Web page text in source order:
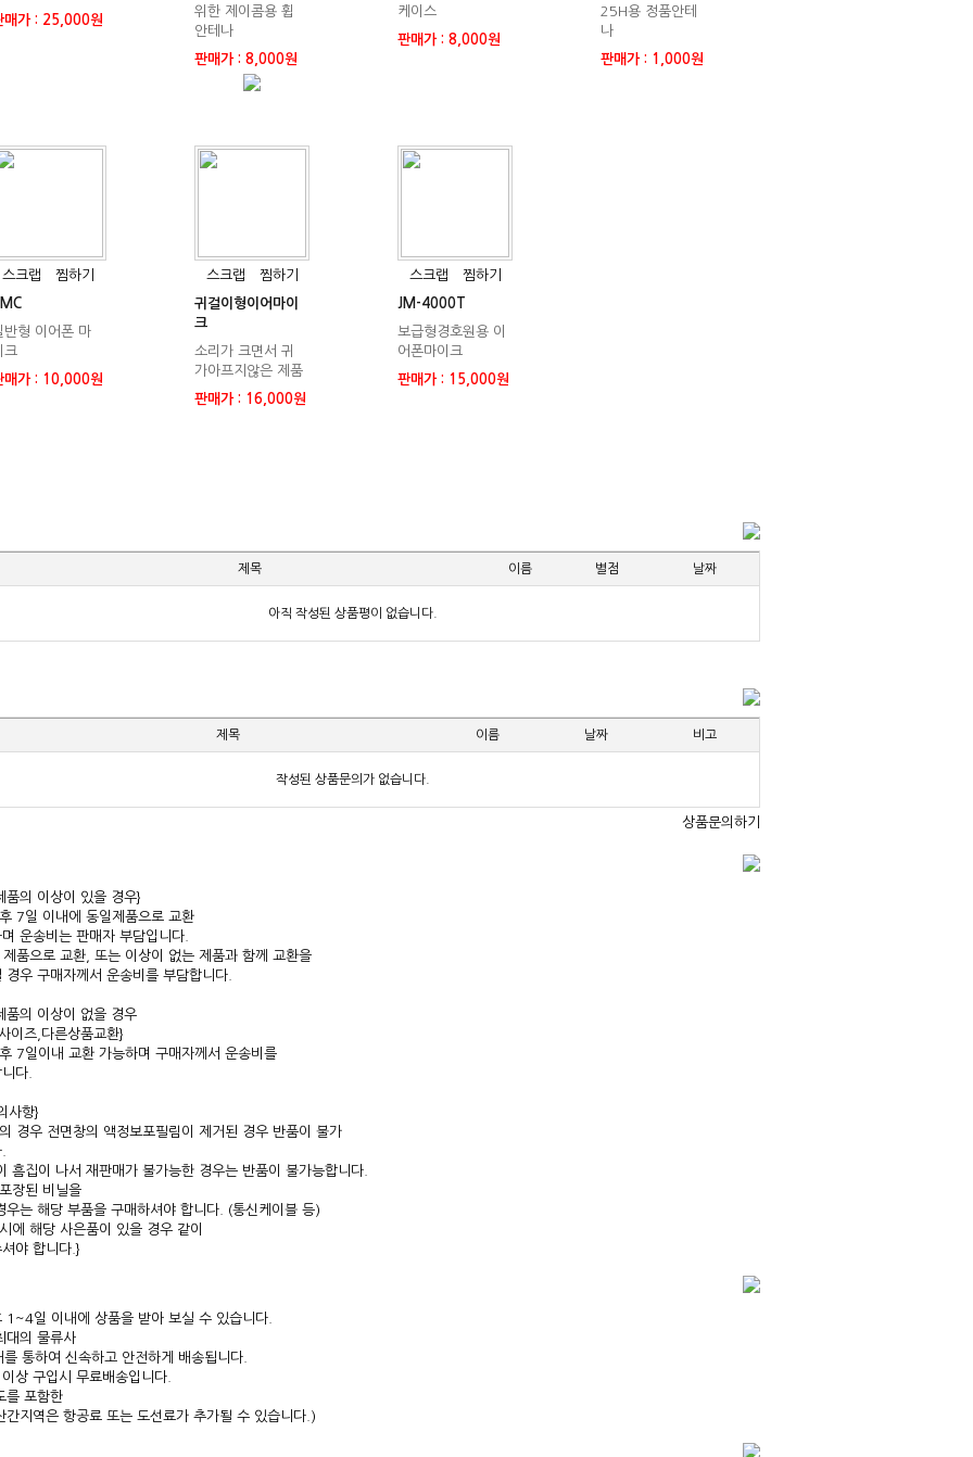
매가 : 25,000원
위한 제이콤용 휩
안테나
판매가 : 8,000원
케이스
판매가 : 8,000원
25H용 정품안테
나
판매가 : 1,000원
스크랩
찜하기
반형 이어폰 마
크
매가 : 10,000원
스크랩
찜하기
귀걸이형이어마이
크
소리가 크면서 귀
가아프지않은 제품
판매가 : 16,000원
스크랩
찜하기
JM-4000T
보급형경호원용 이
어폰마이크
판매가 : 15,000원
제목 이름 별점 날짜
아직 작성된 상품평이 없습니다.
제목 이름 날짜 비고
작성된 상품문의가 없습니다.
상품문의하기
품의 이상이 있을 경우}
7일 이내에 동일제품으로 교환
운송비는 판매자 부담입니다.
품으로 교환, 또는 이상이 없는 제품과 함께 교환을
경우 구매자께서 운송비를 부담합니다.
품의 이상이 없을 경우
이즈,다른상품교환}
7일이내 교환 가능하며 구매자께서 운송비를
다.
사항}
경우 전면창의 액정보포필림이 제거된 경우 반품이 불가
흠집이 나서 재판매가 불가능한 경우는 반품이 불가능합니다.
장된 비닐을
우는 해당 부품을 구매하셔야 합니다. (통신케이블 등)
에 해당 사은품이 있을 경우 같이
야 합니다.}
1~4일 이내에 상품을 받아 보실 수 있습니다.
대의 물류사
를 통하여 신속하고 안전하게 배송됩니다.
상 구입시 무료배송입니다.
를 포함한
간지역은 항공료 또는 도선료가 추가될 수 있습니다.)